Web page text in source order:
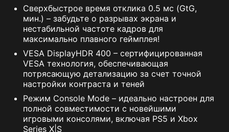
Сверхбыстрое время отклика 0.5 мс (GtG,
мин.) – забудьте о разрывах экрана и
нестабильной частоте кадров для
максимально плавного геймплея!
VESA DisplayHDR 400 – сертифицированная
VESA технология, обеспечивающая
потрясающую детализацию за счет точной
настройки контраста и теней
Режим Console Mode – идеально настроен для
полной совместимости с новейшими
игровыми консолями, включая PS5 и Xbox
Series X|S